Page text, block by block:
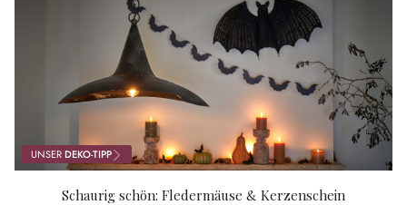
UNSERDEKO-TIPP
Schaurig schön: Fledermäuse & Kerzenschein